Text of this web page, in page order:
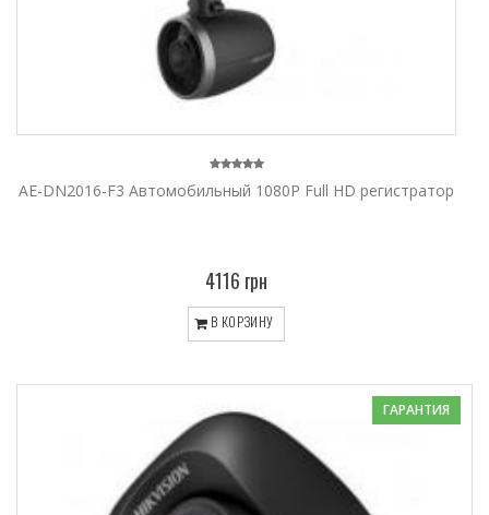
AE-DN2016-F3 Автомобильный 1080P Full HD регистратор
4116 грн
В КОРЗИНУ
ГАРАНТИЯ